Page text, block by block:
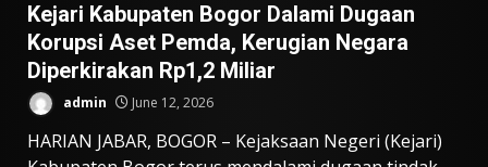
Kejari Kabupaten Bogor Dalami Dugaan
Korupsi Aset Pemda, Kerugian Negara
Diperkirakan Rp1,2 Miliar
admin June 12, 2026
HARIAN JABAR, BOGOR – Kejaksaan Negeri (Kejari)